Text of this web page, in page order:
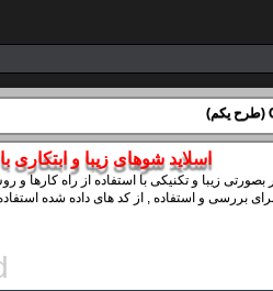
اسلاید شوهای زیبا و ابتکاری با CSS3 (طرح یکم)